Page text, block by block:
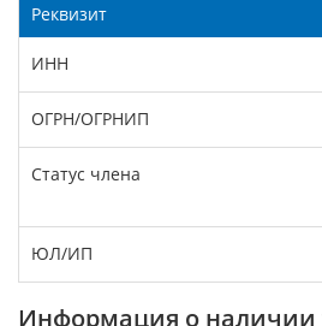
Реквизит
ИНН
ОГРН/ОГРНИП
Статус члена
ЮЛ/ИП
Информация о наличии